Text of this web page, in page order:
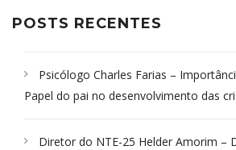
POSTS RECENTES
Psicólogo Charles Farias –
Papel do pai no desenvolvimento das
Diretor do NTE-25 Helder Amorim –